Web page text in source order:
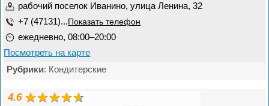
рабочий поселок Иванино, улица Ленина, 32
+7 (47131)... Показать телефон
ежедневно, 08:00–20:00
Посмотреть на карте
Рубрики: Кондитерские
4.6